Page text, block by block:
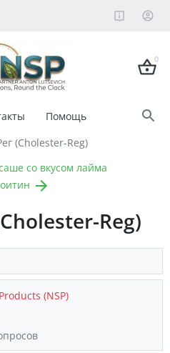
0
Помощь
(Cholester-Reg)
со вкусом лайма
Reg)
(NSP)